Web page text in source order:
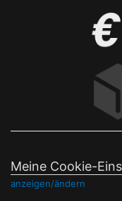
Meine Cookie-
anzeigen/ändern